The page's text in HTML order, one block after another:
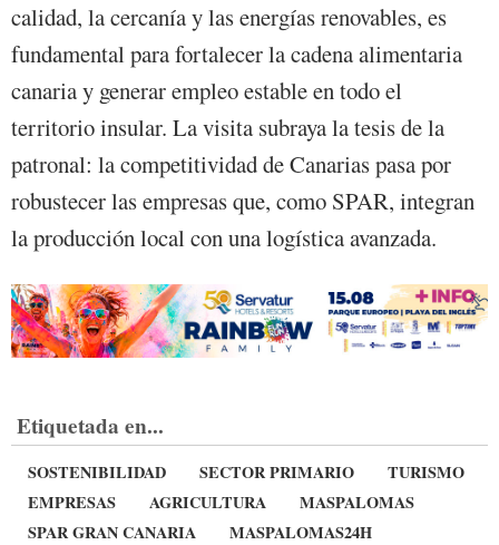
calidad, la cercanía y las energías renovables, es
fundamental para fortalecer la cadena alimentaria
canaria y generar empleo estable en todo el
territorio insular. La visita subraya la tesis de la
patronal: la competitividad de Canarias pasa por
robustecer las empresas que, como SPAR, integran
la producción local con una logística avanzada.
Etiquetada en...
SOSTENIBILIDAD SECTOR PRIMARIO
TURISMO
EMPRESAS
AGRICULTURA
MASPALOMAS
SPAR GRAN CANARIA
MASPALOMAS24H